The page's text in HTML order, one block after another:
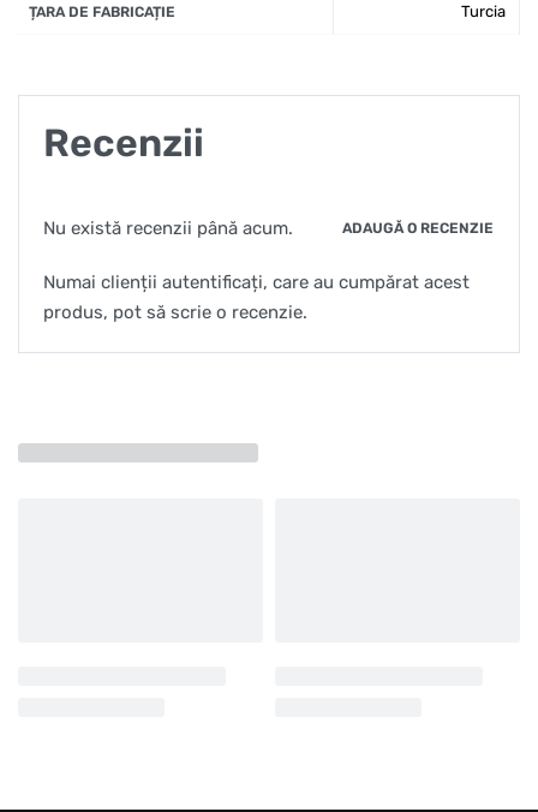
ȚARA DE FABRICAȚIE Turcia
Recenzii
Nu există recenzii până acum. ADAUGĂ O RECENZIE
Numai clienții autentificați, care au cumpărat acest
produs, pot să scrie o recenzie.